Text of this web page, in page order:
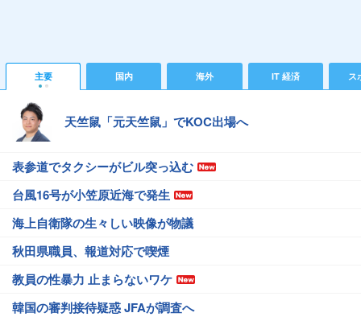
主要 国内 海外 IT 経済 ス
天竺鼠「元天竺鼠」でKOC出場へ
表参道でタクシーがビル突っ込む
台風16号が小笠原近海で発生
海上自衛隊の生々しい映像が物議
秋田県職員、報道対応で喫煙
教員の性暴力 止まらないワケ
韓国の審判接待疑惑 JFAが調査へ